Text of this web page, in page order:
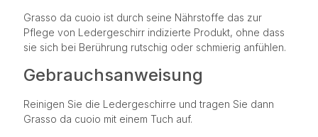
Grasso da cuoio ist durch seine Nährstoffe das zur
Pflege von Ledergeschirr indizierte Produkt, ohne dass
sie sich bei Berührung rutschig oder schmierig anfühlen.
Gebrauchsanweisung
Reinigen Sie die Ledergeschirre und tragen Sie dann
Grasso da cuoio mit einem Tuch auf.